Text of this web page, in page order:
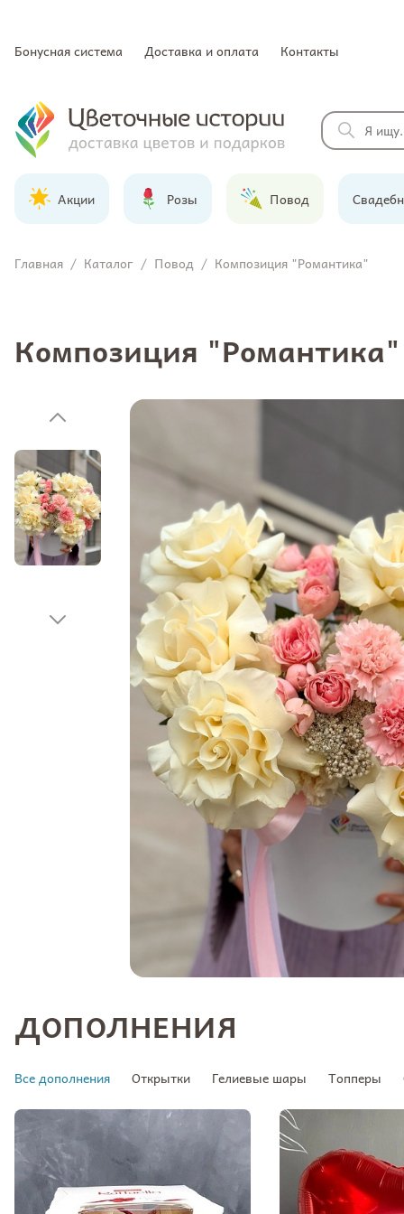
Бонусная система Доставка и оплата Контакты
Акции Розы Повод
Главная / Каталог / Повод / Композиция "Романтика"
Композиция "Романтика"
ДОПОЛНЕНИЯ
Все дополнения Открытки Гелиевые шары Топперы